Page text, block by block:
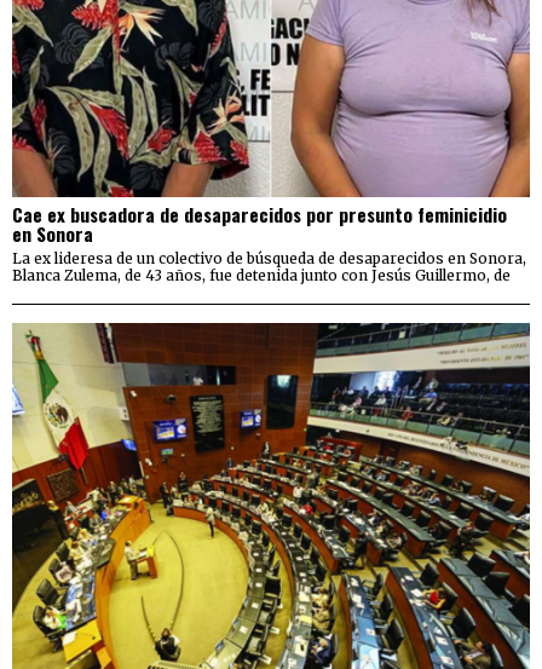
Cae ex buscadora de desaparecidos por presunto feminicidio
en Sonora
La ex lideresa de un colectivo de búsqueda de desaparecidos en Sonora,
Blanca Zulema, de 43 años, fue detenida junto con Jesús Guillermo, de